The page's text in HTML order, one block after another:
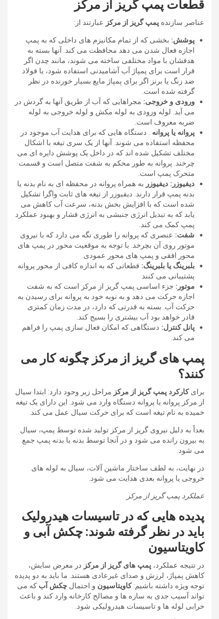
قطعات پمپ گریز از مرکز
عناصر سازنده پمپ گریز از مرکز عبارتند از:
پوشش: بخشی که از تمام مکانیزم های داخلی که به پمپ
اجازه فعال شدن می دهد محافظت می کند. آنها بسته به
هدفشان با مواد مختلفی ساخته می شوند، مانند چدن اگر
قرار است برای پمپاژ آب آشامیدنی استفاده شود، یا فولاد
ضد زنگ یا برنز اگر برای پمپاژ مایع بسیار خورنده در نظر
گرفته شده است.
ورودی و خروجی: مجراهایی که آب از طریق آنها به گردش در
می آید. لوله ورودی به لوله مکش و لوله خروجی به لوله
ضربه معروف است.
پروانه یا پروانه . دستگاه هایی که برای هدایت آب موجود در
محفظه استفاده می شوند. آنها از یک سری تیغه با اشکال
مختلف تشکیل شده اند که در داخل یک پوشش دایره ای می
چرخند. پروانه به طور محکم به شفت متصل است و قسمت
متحرک پمپ است.
دیفیوزر: دیفیوزر به همراه پروانه در محفظه ای به نام بدنه یا
بدنه پمپ قرار دارند. دیفیوزر از تیغه های ثابت واگرا تشکیل
شده است که با افزایش بخش بدنه، سرعت آب کاهش می
یابد که به تبدیل انرژی جنبشی به انرژی فشار و بهبود عملکرد
پمپ کمک می کند.
شفت: عنصری که پروانه را طوری نگه می دارد که با نیروی
موتور روی آن بچرخد. با توجه به موقعیت محور در پمپ های
محور افقی و پمپ های محور عمودی.
بلبرینگ یا بلبرینگ: قطعاتی که به اندازه کافی از محور پروانه
پشتیبانی می کنند
موتور: جزء اساسی پمپ گریز از مرکز است که به شفت
اجازه حرکت می دهد و به نوبه خود به پروانه برای رسیدن به
حرکت آب. بسته به قدرتی که دارد، در مدت زمان کمتری
قادر خواهد بود آب بیشتری را بسیج کند.
پانل کنترل: دستگاهی که امکان فعال سازی پمپ را فراهم
می کند.
پمپ های گریز از مرکز چگونه کار می
کنند؟
برایکارکرد پمپ گریز از مرکز مراحل زیر وجود دارد: ابتدا سیال
از مرکز پروانه یا پروانه دستگاه وارد می شود. این دارای یک تیغه
خمیده به نام تیغه است که برای حرکت سیال عمل می کند.
بعداً به دلیل نیروی گریز از مرکز تولید شده توسط پمپ، سیال
به بیرون رانده می شود و در آنجا توسط بدنه یا بدنه پمپ جمع
می شود.
در نهایت، به لطف ساختار ماشین آلات، سیال به لوله های
خروجی یا پروانه بعدی هدایت می شود.
عملکرد پمپ گریز از مرکز
پدیده هایی که در تاسیسات هیدرولیک
باید در نظر گرفته شوند: چکش آبی و
کاویتاسیون
در نتیجه عملکرد، پمپ های گریز از مرکز در معرض سایش،
کاهش پمپاژ، لرزش و صدای غیرعادی هستند. ما باید به دو پدیده
توجه ویژه داشته باشیم:کاویتاسیون و احتمال چکش آبکه می
تواند آسیب جدی به سازه ها و مصالح کارخانه وارد کند و باعث
خرابی لوله ها و تاسیسات هیدرولیکی شود.